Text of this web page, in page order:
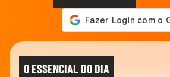
O ESSENCIAL DO DIA